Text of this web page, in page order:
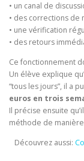
• un canal de
• des corrections de
• une vérification
• des retours
Ce fonctionnement
Un élève explique
“tous les jours”, il a
euros en trois
Il précise ensuite
méthode de
Découvrez aussi: